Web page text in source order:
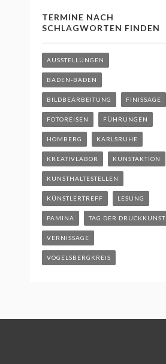
TERMINE NACH
SCHLAGWORTEN FINDEN
AUSSTELLUNGEN
BADEN-BADEN
BILDBEARBEITUNG FINISSAGE
FOTOREISEN FÜHRUNGEN
HOMBERG KARLSRUHE
KREATIVLABOR KUNSTAKTION
KUNSTHALTESTELLEN
KÜNSTLERTREFF LESUNG
PAMINA TAG DER DRUCKKUNST
VERNISSAGE
VOGELSBERGKREIS